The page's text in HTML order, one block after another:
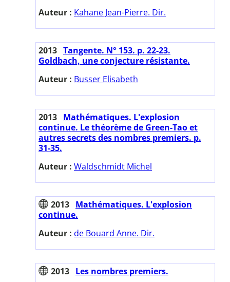
Auteur : Kahane Jean-Pierre. Dir.
2013 Tangente. N° 153. p. 22-23.
Goldbach, une conjecture résistante.
Auteur : Busser Elisabeth
2013 Mathématiques. L'explosion
continue. Le théorème de Green-Tao et
autres secrets des nombres premiers. p.
31-35.
Auteur : Waldschmidt Michel
2013 Mathématiques. L'explosion
continue.
Auteur : de Bouard Anne. Dir.
2013 Les nombres premiers.